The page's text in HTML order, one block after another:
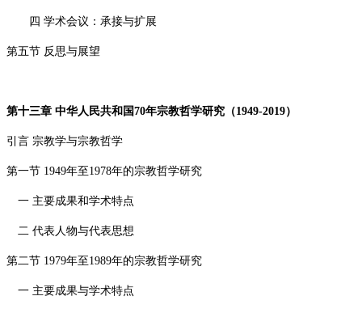
四 学术会议：承接与扩展
第五节 反思与展望
第十三章 中华人民共和国70年宗教哲学研究（1949-2019）
引言 宗教学与宗教哲学
第一节 1949年至 1978年的宗教哲学研究
一 主要成果和学术特点
二 代表人物与代表思想
第二节 1979年至 1989年的宗教哲学研究
一 主要成果与学术特点